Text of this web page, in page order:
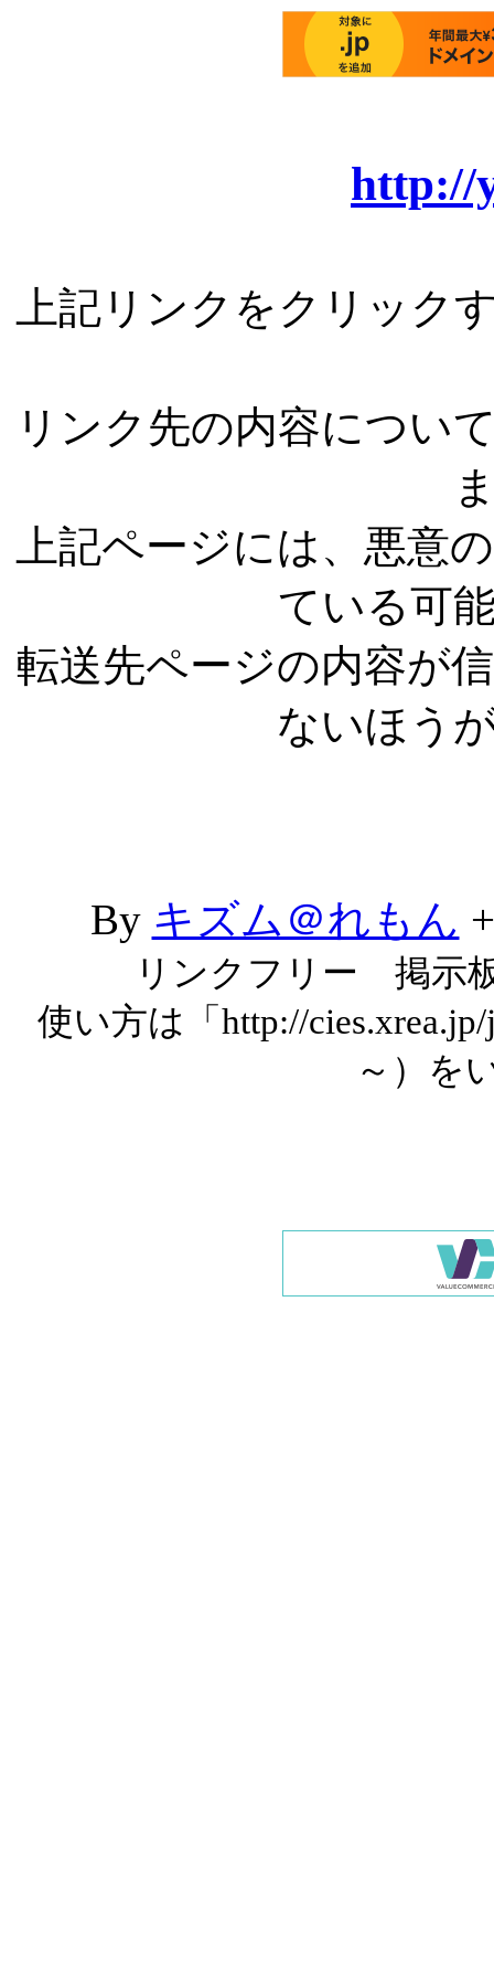
http://
上記リンクをクリック
リンク先の内容につい
上記ページには、悪意
ている可
転送先ページの内容が
ないほう
By キズム＠れもん
リンクフリー 掲示
使い方は「http://
～）を